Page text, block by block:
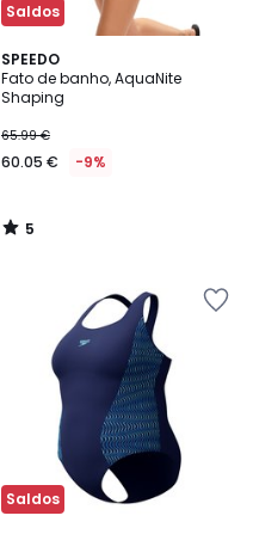
Saldos
SPEEDO
Fato de banho, AquaNite
Shaping
65.99 €
60.05 € -9%
5
/
5
5
/
Saldos